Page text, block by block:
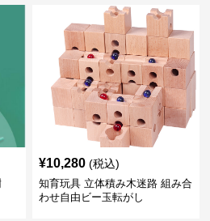
¥10,280 (税込)
知育玩具 立体積み木迷路 組み合
わせ自由ビー玉転がし